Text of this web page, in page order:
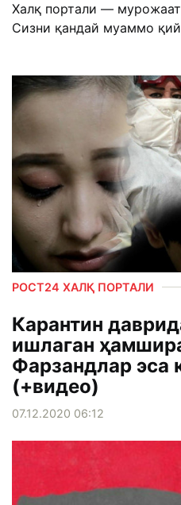
Халқ портали — мурожаат
Сизни қандай муаммо
РОСТ24 ХАЛҚ ПОРТАЛИ
Карантин
ишлаган
Фарзандлар эса
(+видео)
07.12.2020 06:12